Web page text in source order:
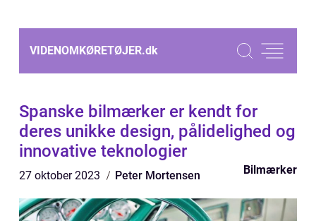
VIDENOMKØRETØJER.dk
Spanske bilmærker er kendt for
deres unikke design, pålidelighed og
innovative teknologier
27 oktober 2023 Peter Mortensen Bilmærker